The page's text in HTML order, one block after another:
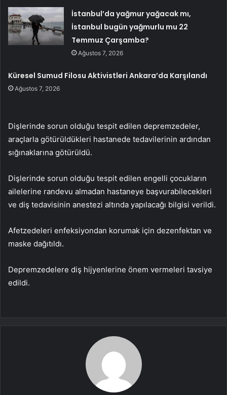
İstanbul’da yağmur yağacak mı,
İstanbul bugün yağmurlu mu 22
Temmuz Çarşamba?
Ağustos 7, 2026
Küresel Sumud Filosu Aktivistleri Ankara’da Karşılandı
Ağustos 7, 2026
Dişlerinde sorun olduğu tespit edilen depremzedeler,
araçlarla götürüldükleri hastanede tedavilerinin ardından
sığınaklarına götürüldü.
Dişlerinde sorun olduğu tespit edilen engelli çocukların
ailelerine randevu almadan hastaneye başvurabilecekleri
ve diş tedavisinin anestezi altında yapılacağı bilgisi verildi.
Afetzedeleri enfeksiyondan korumak için dezenfektan ve
maske dağıtıldı.
Depremzedelere diş hijyenlerine önem vermeleri tavsiye
edildi.